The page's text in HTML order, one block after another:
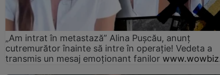
„Am intrat în metastază” Alina Pușcău, anunț
cutremurător înainte să intre în operație! Vedeta a
transmis un mesaj emoționant fanilor